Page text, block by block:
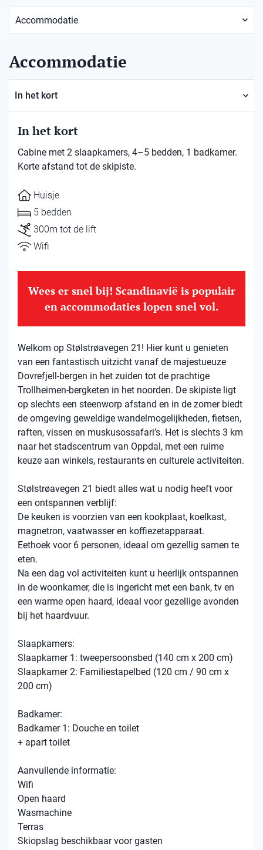
Accommodatie
In het kort
In het kort
Cabine met 2 slaapkamers, 4–5 bedden, 1 badkamer.
Korte afstand tot de skipiste.
Huisje
5 bedden
300m tot de lift
Wifi
Wees er snel bij! Scandinavië is populair
en accommodaties lopen snel vol.
Welkom op Stølstrøavegen 21! Hier kunt u genieten
van een fantastisch uitzicht vanaf de majestueuze
Dovrefjell-bergen in het zuiden tot de prachtige
Trollheimen-bergketen in het noorden. De skipiste ligt
op slechts een steenworp afstand en in de zomer biedt
de omgeving geweldige wandelmogelijkheden, fietsen,
raften, vissen en muskusossafari’s. Het is slechts 3 km
naar het stadscentrum van Oppdal, met een ruime
keuze aan winkels, restaurants en culturele activiteiten.
Stølstrøavegen 21 biedt alles wat u nodig heeft voor
een ontspannen verblijf:
De keuken is voorzien van een kookplaat, koelkast,
magnetron, vaatwasser en koffiezetapparaat.
Eethoek voor 6 personen, ideaal om gezellig samen te
eten.
Na een dag vol activiteiten kunt u heerlijk ontspannen
in de woonkamer, die is ingericht met een bank, tv en
een warme open haard, ideaal voor gezellige avonden
bij het haardvuur.
Slaapkamers:
Slaapkamer 1: tweepersoonsbed (140 cm x 200 cm)
Slaapkamer 2: Familiestapelbed (120 cm / 90 cm x
200 cm)
Badkamer:
Badkamer 1: Douche en toilet
+ apart toilet
Aanvullende informatie:
Wifi
Open haard
Wasmachine
Terras
Skiopslag beschikbaar voor gasten